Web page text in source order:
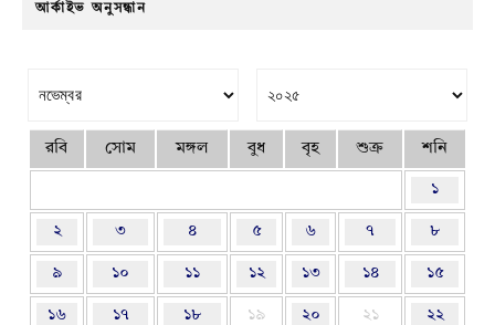
আর্কাইভ অনুসন্ধান
রবি সোম মঙ্গল বুধ বৃহ শুক্র শনি
১
২ ৩ ৪ ৫ ৬ ৭ ৮
৯ ১০ ১১ ১২ ১৩ ১৪ ১৫
১৬ ১৭ ১৮ ১৯ ২০ ২১ ২২